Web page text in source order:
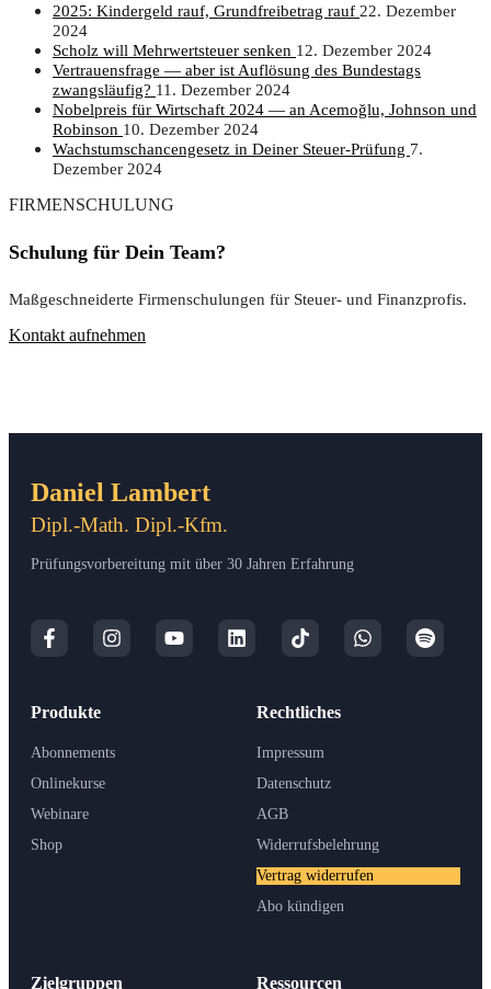
2025: Kin­der­geld rauf, Grund­frei­be­trag rauf 22. Dezember
2024
Scholz will Mehr­wert­steu­er senken 12. Dezember 2024
Ver­trau­ens­fra­ge — aber ist Auf­lö­sung des Bun­des­tags
zwangsläufig? 11. Dezember 2024
Nobel­preis für Wirt­schaft 2024 — an Ace­moğ­lu, John­son und
Robinson 10. Dezember 2024
Wachs­tums­chan­cen­ge­setz in Dei­ner Steuer-Prüfung 7.
Dezember 2024
FIRMENSCHULUNG
Schulung für Dein Team?
Maßgeschneiderte Firmenschulungen für Steuer- und Finanzprofis.
Kontakt aufnehmen
Daniel Lambert
Dipl.-Math. Dipl.-Kfm.
Prüfungsvorbereitung mit über 30 Jahren Erfahrung
Produkte
Abonnements
Onlinekurse
Webinare
Shop
Zielgruppen Ressourcen
Rechtliches
Impressum
Datenschutz
AGB
Widerrufsbelehrung
Vertrag widerrufen
Abo kündigen